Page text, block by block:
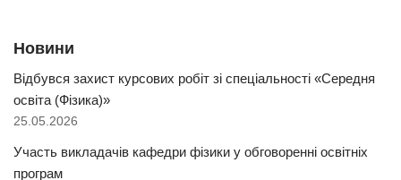
Новини
Відбувся захист курсових робіт зі спеціальності «Середня
освіта (Фізика)»
25.05.2026
Участь викладачів кафедри фізики у обговоренні освітніх
програм